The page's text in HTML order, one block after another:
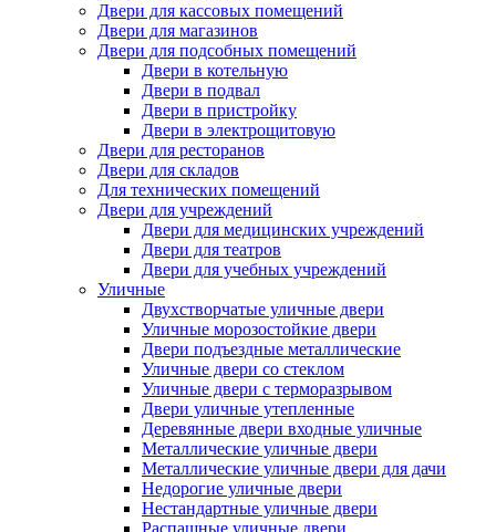
Двери для кассовых помещений
Двери для магазинов
Двери для подсобных помещений
Двери в котельную
Двери в подвал
Двери в пристройку
Двери в электрощитовую
Двери для ресторанов
Двери для складов
Для технических помещений
Двери для учреждений
Двери для медицинских учреждений
Двери для театров
Двери для учебных учреждений
Уличные
Двухстворчатые уличные двери
Уличные морозостойкие двери
Двери подъездные металлические
Уличные двери со стеклом
Уличные двери с терморазрывом
Двери уличные утепленные
Деревянные двери входные уличные
Металлические уличные двери
Металлические уличные двери для дачи
Недорогие уличные двери
Нестандартные уличные двери
Распашные уличные двери